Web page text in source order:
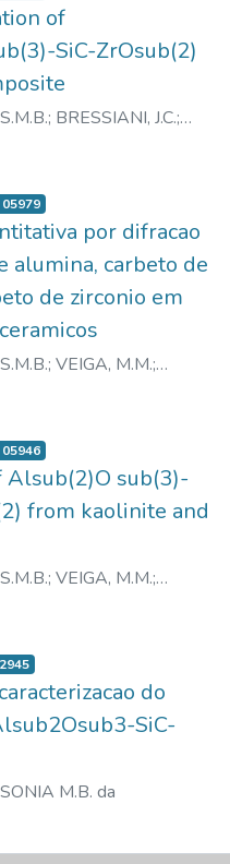
of
SiC-ZrOsub(2)
; BRESSIANI, J.C.;
por difracao
alumina, carbeto de
de zirconio em
; VEIGA, M.M.;
Alsub(2)O sub(3)-
from kaolinite and
; VEIGA, M.M.;
do
SiC-
M.B. da